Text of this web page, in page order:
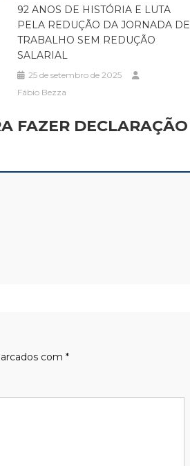
92 ANOS DE HISTÓRIA E LUTA
PELA REDUÇÃO DA JORNADA DE
TRABALHO SEM REDUÇÃO
SALARIAL
25 de setembro de 2025
Fábio Bezza
FAZER DECLARAÇÃO
com *